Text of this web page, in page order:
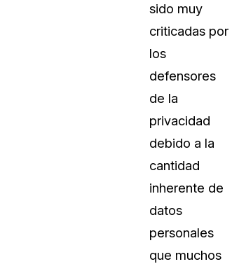
sido muy
criticadas por
los
defensores
de la
privacidad
debido a la
cantidad
inherente de
datos
personales
que muchos